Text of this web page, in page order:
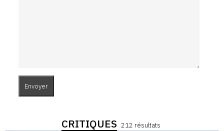
CRITIQUES 212 résultats